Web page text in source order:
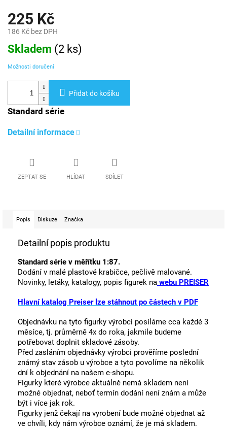
225 Kč
186 Kč bez DPH
Měrná
cena:
Skladem (2 ks)
Možnosti doručení
Přidat do košíku
Standard série
Detailní informace
ZEPTAT SE HLÍDAT SDÍLET
Popis Diskuze Značka
Detailní popis produktu
Standard série v měřítku 1:87.
Dodání v malé plastové krabičce, pečlivě malované.
Novinky, letáky, katalogy, popis figurek na webu PREISER
Hlavní katalog Preiser lze stáhnout po částech v PDF
Objednávku na tyto figurky výrobci posíláme cca každé 3
měsíce, tj. průměrně 4x do roka, jakmile budeme
potřebovat doplnit skladové zásoby.
Před zasláním objednávky výrobci prověříme poslední
známý stav zásob u výrobce a tyto povolíme na několik
dní k objednání na našem e-shopu.
Figurky které výrobce aktuálně nemá skladem není
možné objednat, neboť termín dodání není znám a může
být i více jak rok.
Figurky jenž čekají na vyrobení bude možné objednat až
ve chvíli, kdy nám výrobce oznámí, že je má skladem.